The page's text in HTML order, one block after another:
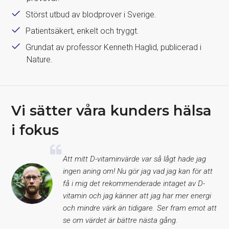
Störst utbud av blodprover i Sverige.
Patientsäkert, enkelt och tryggt.
Grundat av professor Kenneth Haglid, publicerad i
Nature.
Vi sätter våra kunders hälsa
i fokus
Att mitt D-vitaminvärde var så lågt hade jag
ingen aning om! Nu gör jag vad jag kan för att
få i mig det rekommenderade intaget av D-
vitamin och jag känner att jag har mer energi
och mindre värk än tidigare. Ser fram emot att
se om värdet är bättre nästa gång.